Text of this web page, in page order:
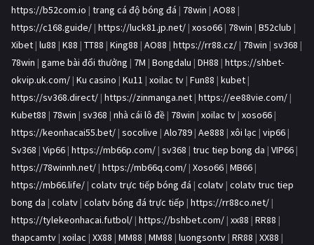
https://b52com.io | trang cá độ bóng đá | 78win | AO88 |
https://c168.guide/ | https://luck81.jp.net/ | xoso66 | 78win | B52club |
Xibet | lu88 | K88 | TT88 | King88 | AO88 | https://rr88.cz/ | 78win | sv368 |
78win | game bài đổi thưởng | 7M | Bongdalu | DH88 | https://shbet-
okvip.uk.com/ | Ku casino | Ku11 | xoilac tv | Fun88 | kubet |
https://sv368.direct/ | https://zinmanga.net | https://ee88vie.com/ |
Kubet88 | 78win | sv368 | nhà cái lô đề | 78win | xoilac tv | xoso66 |
https://keonhacai55.bet/ | socolive | Alo789 | Ae888 | xôi lạc | vip66 |
Sv368 | Vip66 | https://mb66p.com/ | sv368 | truc tiep bong da | VIP66 |
https://78winnh.net/ | https://mb66q.com/ | Xoso66 | MB66 |
https://mb66.life/ | colatv trực tiếp bóng đá | colatv | colatv truc tiep
bong da | colatv | colatv bóng đá trực tiếp | https://rr88co.net/ |
https://tylekeonhacai.futbol/ | https://bshbet.com/ | xx88 | RR88 |
thapcamtv | xoilac | XX88 | MM88 | MM88 | luongsontv | RR88 | XX88 |